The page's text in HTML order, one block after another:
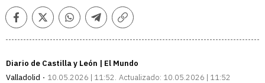
FacebookTwitterWhatsappTelegramCopiar
Diario de Castilla y León | El Mundo
Valladolid
10.05.2026 | 11:52 Actualizado: 10.05.2026 | 11:52